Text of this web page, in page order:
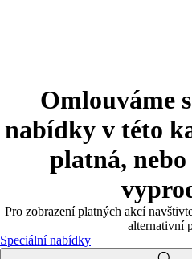
Omlouváme
nabídky v této
platná,
Pro zobrazení platných akcí
alternativní
Speciální nabídky